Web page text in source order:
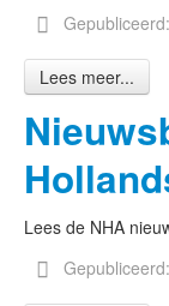
Lees meer...
Lees de NHA